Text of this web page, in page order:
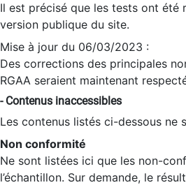
Il est précisé que les tests ont été
version publique du site.
Mise à jour du 06/03/2023 :
Des corrections des principales
RGAA seraient maintenant
- Contenus inaccessibles
Les contenus listés ci-dessous ne
Non conformité
Ne sont listées ici que les non-
l’échantillon. Sur demande, le